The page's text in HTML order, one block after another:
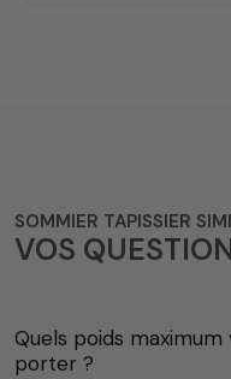
SOMMIER TAPISSIER
VOS
Quels poids
porter ?